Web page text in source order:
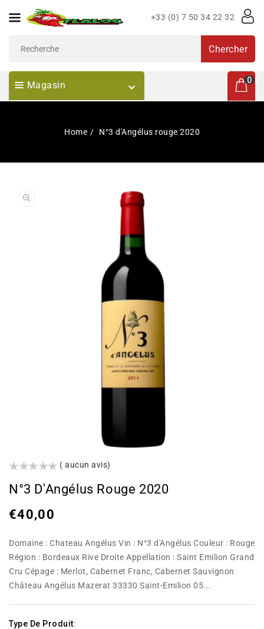
Au
+33 (0) 7 50 34 22 32
Chercher
Magasin 0
0
Home N°3 d'Angélus rouge 2020
()
( aucun avis)
N°3 D'Angélus Rouge 2020
Prix
€40,00
Domaine : Chateau Angélus Vin : N°3 d'Angélus Couleur : Rouge
Région : Bordeaux Rive Droite Appellation : Saint Emilion Grand
Cru Cépage : Merlot, Cabernet Franc, Cabernet Sauvignon
Château Angélus Mazerat 33330 Saint-Emilion 05...
Type De Produit: